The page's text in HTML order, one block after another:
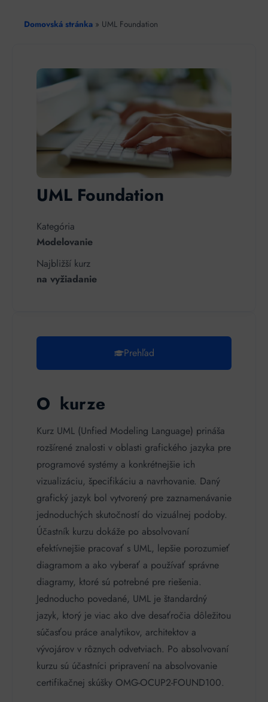
Domovská stránka » UML Foundation
UML Foundation
Kategória
Modelovanie
Najbližší kurz
na vyžiadanie
Prehľad
O kurze
Kurz UML (Unfied Modeling Language) prináša
rozšírené znalosti v oblasti grafického jazyka pre
programové systémy a konkrétnejšie ich
vizualizáciu, špecifikáciu a navrhovanie. Daný
grafický jazyk bol vytvorený pre zaznamenávanie
jednoduchých skutočností do vizuálnej podoby.
Účastník kurzu dokáže po absolvovaní
efektívnejšie pracovať s UML, lepšie porozumieť
diagramom a ako vyberať a používať správne
diagramy, ktoré sú potrebné pre riešenia.
Jednoducho povedané, UML je štandardný
jazyk, ktorý je viac ako dve desaťročia dôležitou
súčasťou práce analytikov, architektov a
vývojárov v rôznych odvetviach. Po absolvovaní
kurzu sú účastníci pripravení na absolvovanie
certifikačnej skúšky OMG-OCUP2-FOUND100.